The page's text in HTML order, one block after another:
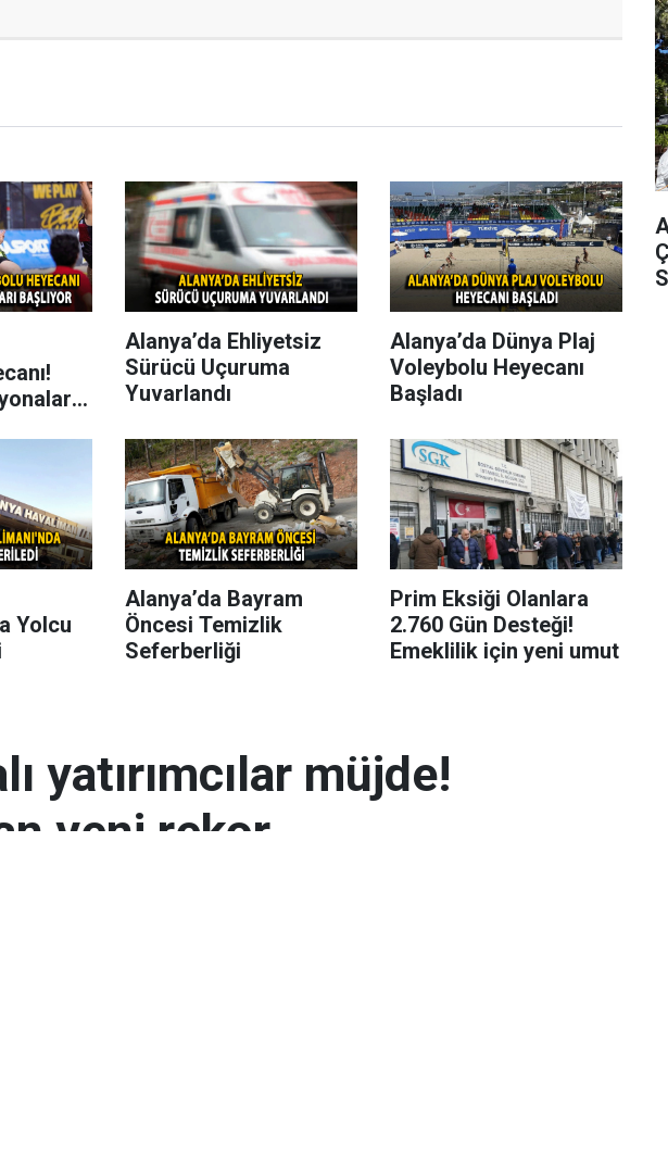
Alanya’da Ehliyetsiz
Sürücü Uçuruma
Yuvarlandı
Alanya’da Dünya Plaj
Voleybolu Heyecanı
Başladı
Yolcu
Alanya’da Bayram
Öncesi Temizlik
Seferberliği
Prim Eksiği Olanlara
2.760 Gün Desteği!
Emeklilik için yeni umut
yatırımcılar müjde!
yeni rekor